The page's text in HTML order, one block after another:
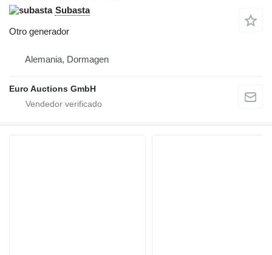
Subasta
Otro generador
Alemania, Dormagen
Euro Auctions GmbH